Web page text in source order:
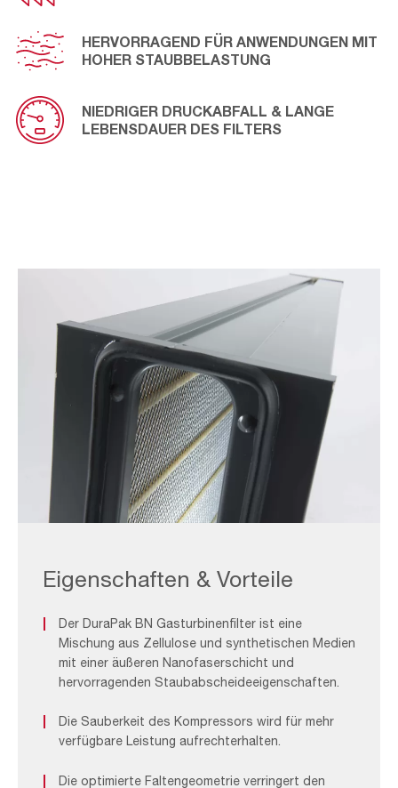
HERVORRAGEND FÜR ANWENDUNGEN MIT
HOHER STAUBBELASTUNG
NIEDRIGER DRUCKABFALL & LANGE
LEBENSDAUER DES FILTERS
Eigenschaften & Vorteile
Der DuraPak BN Gasturbinenfilter ist eine
Mischung aus Zellulose und synthetischen Medien
mit einer äußeren Nanofaserschicht und
hervorragenden Staubabscheideeigenschaften.
Die Sauberkeit des Kompressors wird für mehr
verfügbare Leistung aufrechterhalten.
Die optimierte Faltengeometrie verringert den